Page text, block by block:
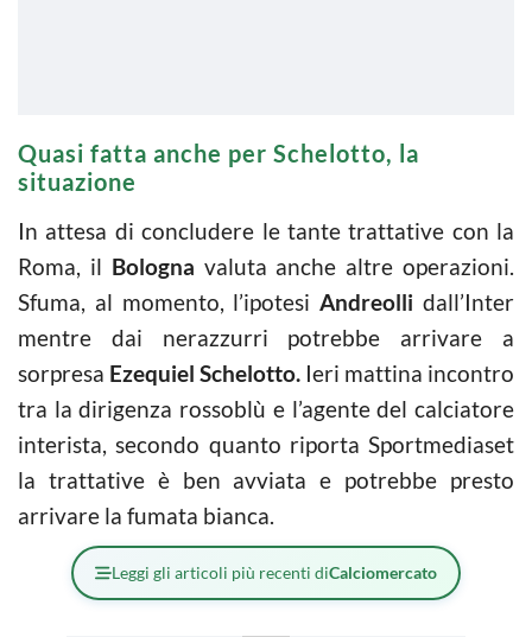
Quasi fatta anche per Schelotto, la
situazione
In attesa di concludere le tante trattative con la
Roma, il Bologna valuta anche altre operazioni.
Sfuma, al momento, l’ipotesiAndreolli dall’Inter
mentre dai nerazzurri potrebbe arrivare a
sorpresa Ezequiel Schelotto. Ieri mattina incontro
tra la dirigenza rossoblù e l’agente del calciatore
interista, secondo quanto riporta Sportmediaset
la trattative è ben avviata e potrebbe presto
arrivare la fumata bianca.
Leggi gli articoli più recenti diCalciomercato